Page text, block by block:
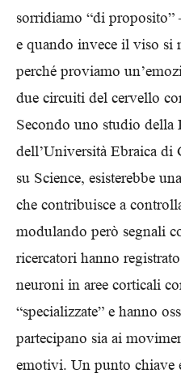
sorridiamo “di proposito”
e quando invece il viso si
perché proviamo
due circuiti del cervello
Secondo uno studio
dell’Università Ebraica di
su Science, esisterebbe
che contribuisce a
modulando però segnali
ricercatori hanno
neuroni in aree corticali
“specializzate” e hanno
partecipano sia ai
emotivi. Un punto chiave